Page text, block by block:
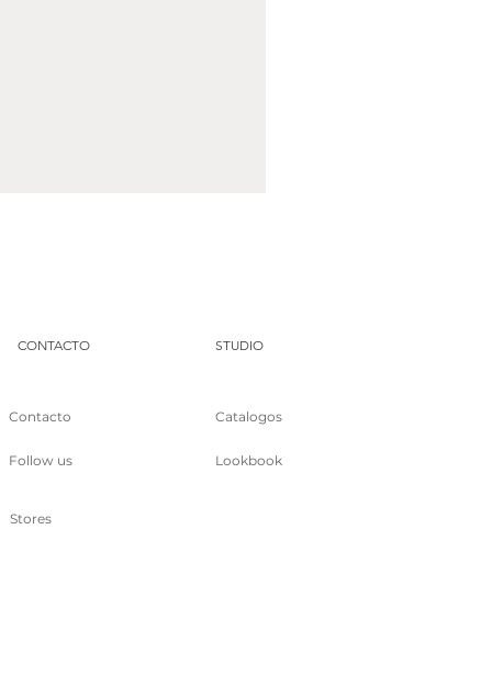
CONTACTO
Contacto
Follow us
Stores
STUDIO
Catalogos
Lookbook